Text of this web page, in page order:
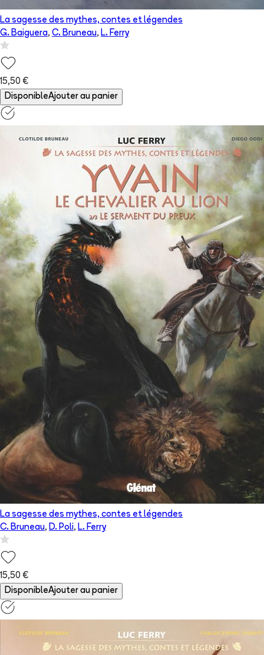
La sagesse des mythes, contes et légendes
G. Baiguera, C. Bruneau, L. Ferry
15,50 €
DisponibleAjouter au panier
La sagesse des mythes, contes et légendes
C. Bruneau, D. Poli, L. Ferry
15,50 €
DisponibleAjouter au panier